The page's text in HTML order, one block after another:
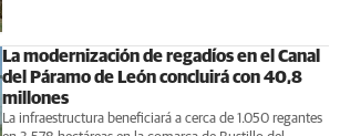
La modernización de regadíos en el Canal
del Páramo de León concluirá con 40,8
millones
La infraestructura beneficiará a cerca de 1.050 regantes